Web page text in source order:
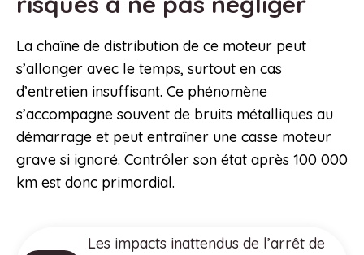
La chaîne de distribution de ce moteur peut
s’allonger avec le temps, surtout en cas
d’entretien insuffisant. Ce phénomène
s’accompagne souvent de bruits métalliques au
démarrage et peut entraîner une casse moteur
grave si ignoré. Contrôler son état après 100 000
km est donc primordial.
Les impacts inattendus de l’arrêt de